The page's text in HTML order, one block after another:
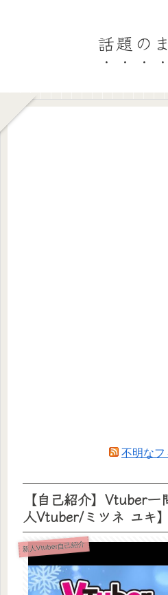
話題の
不明なフ
【自己紹介】Vtuber
人Vtuber/ミツネ ユキ】
新人Vtuber自己紹介